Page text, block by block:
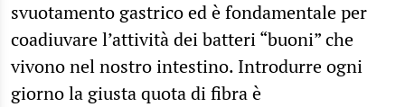
svuotamento gastrico ed è fondamentale per
coadiuvare l’attività dei batteri “buoni” che
vivono nel nostro intestino. Introdurre ogni
giorno la giusta quota di fibra è